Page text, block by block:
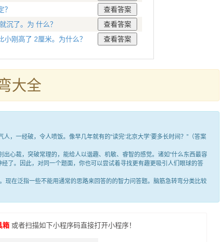
沉了。为 什么？
刚高了 2厘米。为什么？
大全
一经破，令人喷饭。像早几年就有的“读完‘北京大学’要多长时间？”（答案
裁，突破常理的，能给人以谐趣、机敏、睿智的感觉。诸如“什么东西最容
了。因此，对同一个题面，你也可以尝试着寻找更有趣更吸引人们眼球的答
在泛指一些不能用通常的思路来回答的的智力问答题。脑筋急转弯分类比较
箱或者扫描如下小程序码直接打开小程序！